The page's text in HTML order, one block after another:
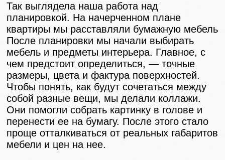
Так выглядела наша работа над
планировкой. На начерченном плане
квартиры мы расставляли бумажную мебель
После планировки мы начали выбирать
мебель и предметы интерьера. Главное, с
чем предстоит определиться, — точные
размеры, цвета и фактура поверхностей.
Чтобы понять, как будут сочетаться между
собой разные вещи, мы делали коллажи.
Они помогли собрать картинку в голове и
перенести ее на бумагу. После этого стало
проще отталкиваться от реальных габаритов
мебели и цен на нее.